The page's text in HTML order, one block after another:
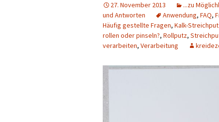
Lösungsmittelfreies
Hartöl
27. November 2013 ...zu
und Antworten
Anwendung, FAQ,
Häufig gestellte Fragen, Kalk-
rollen oder pinseln?, Rollputz,
verarbeiten, Verarbeitung